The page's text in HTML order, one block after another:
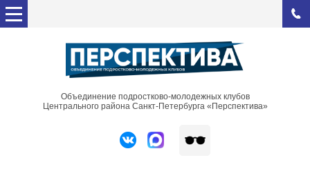
Объединение подростково-молодежных клубов
Центрального района Санкт-Петербурга «Перспектива»